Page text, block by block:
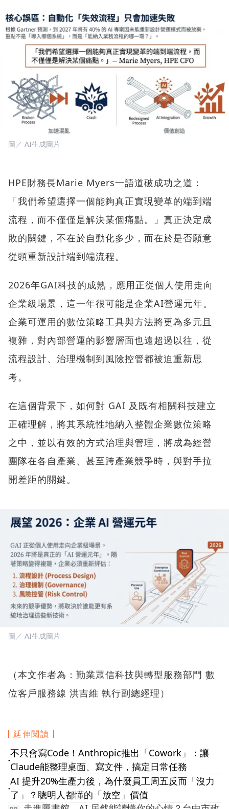
圖／ AI生成圖片
HPE財務長Marie Myers一語道破成功之道：
「我們希望選擇一個能夠真正實現變革的端到端
流程，而不僅僅是解決某個痛點。」真正決定成
敗的關鍵，不在於自動化多少，而在於是否願意
從頭重新設計端到端流程。
2026年GAI科技的成熟，應用正從個人使用走向
企業級場景，這一年很可能是企業AI營運元年。
企業可運用的數位策略工具與方法將更為多元且
複雜，對內部營運的影響層面也遠超過以往，從
流程設計、治理機制到風險控管都被迫重新思
考。
在這個背景下，如何對 GAI 及既有相關科技建立
正確理解，將其系統性地納入整體企業數位策略
之中，並以有效的方式治理與管理，將成為經營
團隊在各自產業、甚至跨產業競爭時，與對手拉
開差距的關鍵。
圖／ AI生成圖片
（本文作者為：勤業眾信科技與轉型服務部門 數
位客戶服務線 洪吉維 執行副總經理）
延伸閱讀
●
不只會寫Code！Anthropic推出「Cowork」：讓
Claude能整理桌面、寫文件，搞定日常任務
●
AI 提升20%生產力後，為什麼員工周五反而「沒力
了」？聰明人都懂的「放空」價值